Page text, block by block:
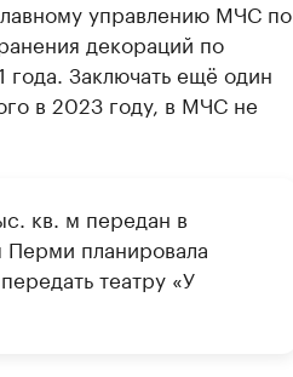
управлению МЧС по
декораций по
Заключать ещё один
в 2023 году, в МЧС не
кв. м передан в
планировала
театру «У